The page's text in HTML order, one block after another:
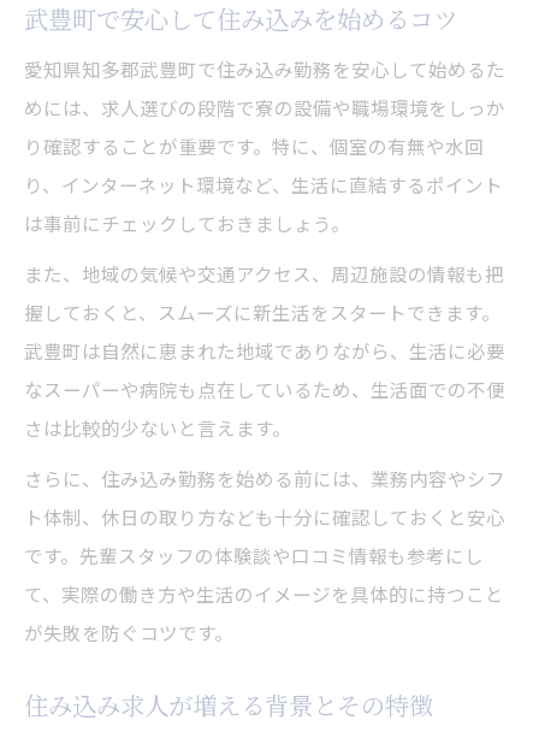
武豊町で安心して住み込みを始めるコツ
愛知県知多郡武豊町で住み込み勤務を安心して始めるた
めには、求人選びの段階で寮の設備や職場環境をしっか
り確認することが重要です。特に、個室の有無や水回
り、インターネット環境など、生活に直結するポイント
は事前にチェックしておきましょう。
また、地域の気候や交通アクセス、周辺施設の情報も把
握しておくと、スムーズに新生活をスタートできます。
武豊町は自然に恵まれた地域でありながら、生活に必要
なスーパーや病院も点在しているため、生活面での不便
さは比較的少ないと言えます。
さらに、住み込み勤務を始める前には、業務内容やシフ
ト体制、休日の取り方なども十分に確認しておくと安心
です。先輩スタッフの体験談や口コミ情報も参考にし
て、実際の働き方や生活のイメージを具体的に持つこと
が失敗を防ぐコツです。
住み込み求人が増える背景とその特徴